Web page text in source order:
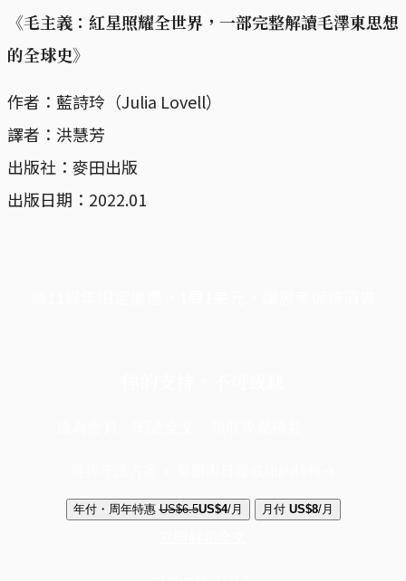
《毛主義：紅星照耀全世界，一部完整解讀毛澤東思想
的全球史》
作者：藍詩玲（Julia Lovell）
譯者：洪慧芳
出版社：麥田出版
出版日期：2022.01
年付・周年特惠 US$6.5US$4/月 月付 US$8/月